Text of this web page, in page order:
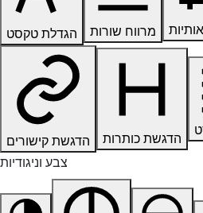
הגדלת טקסט מרווח שורות
הדגשת קישורים הדגשת כותרות
צבע וניגודיות